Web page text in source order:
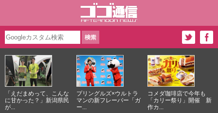
「えだまめって、こんな
に甘かった？」新潟県民
が...
プリングルズ×ウルトラ
マンの新フレーバー「ガ
ー...
コメダ珈琲店で今年も
「カリー祭り」開催 新
作カ...